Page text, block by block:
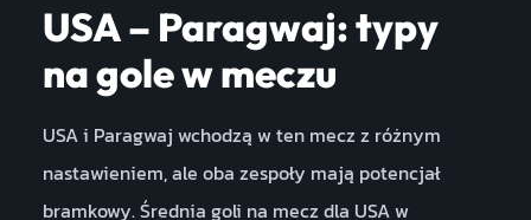
USA – Paragwaj: typy
na gole w meczu
USA i Paragwaj wchodzą w ten mecz z różnym
nastawieniem, ale oba zespoły mają potencjał
bramkowy. Średnia goli na mecz dla USA w